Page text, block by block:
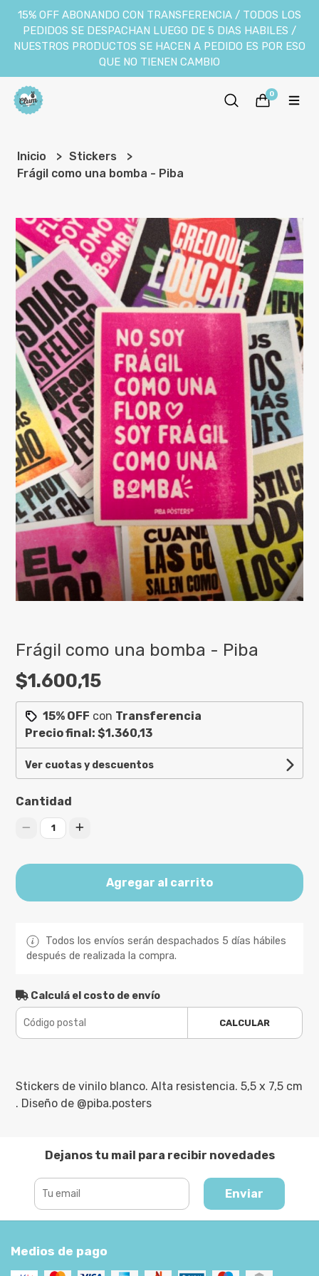
15% OFF ABONANDO CON TRANSFERENCIA / TODOS LOS
PEDIDOS SE DESPACHAN LUEGO DE 5 DIAS HABILES /
NUESTROS PRODUCTOS SE HACEN A PEDIDO ES POR ESO
QUE NO TIENEN CAMBIO
0
Inicio
Stickers
Frágil como una bomba - Piba
Frágil como una bomba - Piba
$1.600,15
15% OFF con Transferencia
Precio final:$1.360,13
Ver cuotas y descuentos
Cantidad
1
Agregar al carrito
Todos los envíos serán despachados 5 días hábiles
después de realizada la compra.
Calculá el costo de envío
CALCULAR
Stickers de vinilo blanco. Alta resistencia. 5,5 x 7,5 cm
. Diseño de @piba.posters
Dejanos tu mail para recibir novedades
Enviar
Medios de pago